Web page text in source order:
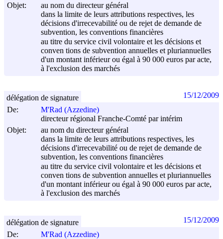
Objet:
au nom du directeur général
dans la limite de leurs attributions respectives, les
décisions d'irrecevabilité ou de rejet de demande de
subvention, les conventions financières
au titre du service civil volontaire et les décisions et
conven tions de subvention annuelles et pluriannuelles
d'un montant inférieur ou égal à 90 000 euros par acte,
à l'exclusion des marchés
De:
M'Rad (Azzedine)
directeur régional Franche-Comté par intérim
Objet:
au nom du directeur général
dans la limite de leurs attributions respectives, les
décisions d'irrecevabilité ou de rejet de demande de
subvention, les conventions financières
au titre du service civil volontaire et les décisions et
conven tions de subvention annuelles et pluriannuelles
d'un montant inférieur ou égal à 90 000 euros par acte,
à l'exclusion des marchés
délégation de signature 15/12/2009
De: M'Rad (Azzedine)
délégation de signature 15/12/2009